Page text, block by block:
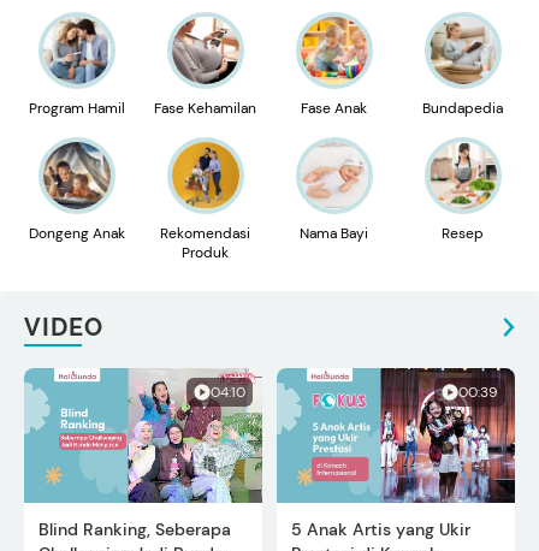
Program Hamil Fase Kehamilan Fase Anak Bundapedia
Dongeng Anak
Rekomendasi
Produk
Nama Bayi Resep
VIDEO
04:10
Blind Ranking, Seberapa
00:39
5 Anak Artis yang Ukir